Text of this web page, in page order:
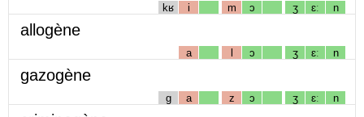
kʁ i m ɔ ʒ ɛː n
allogène
a l ɔ ʒ ɛː n
gazogène
g a z ɔ ʒ ɛː n